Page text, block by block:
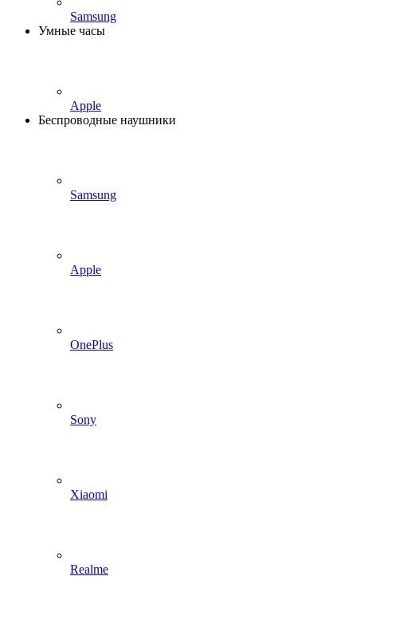
Samsung
Умные часы
Apple
Беспроводные наушники
Samsung
Apple
OnePlus
Sony
Xiaomi
Realme